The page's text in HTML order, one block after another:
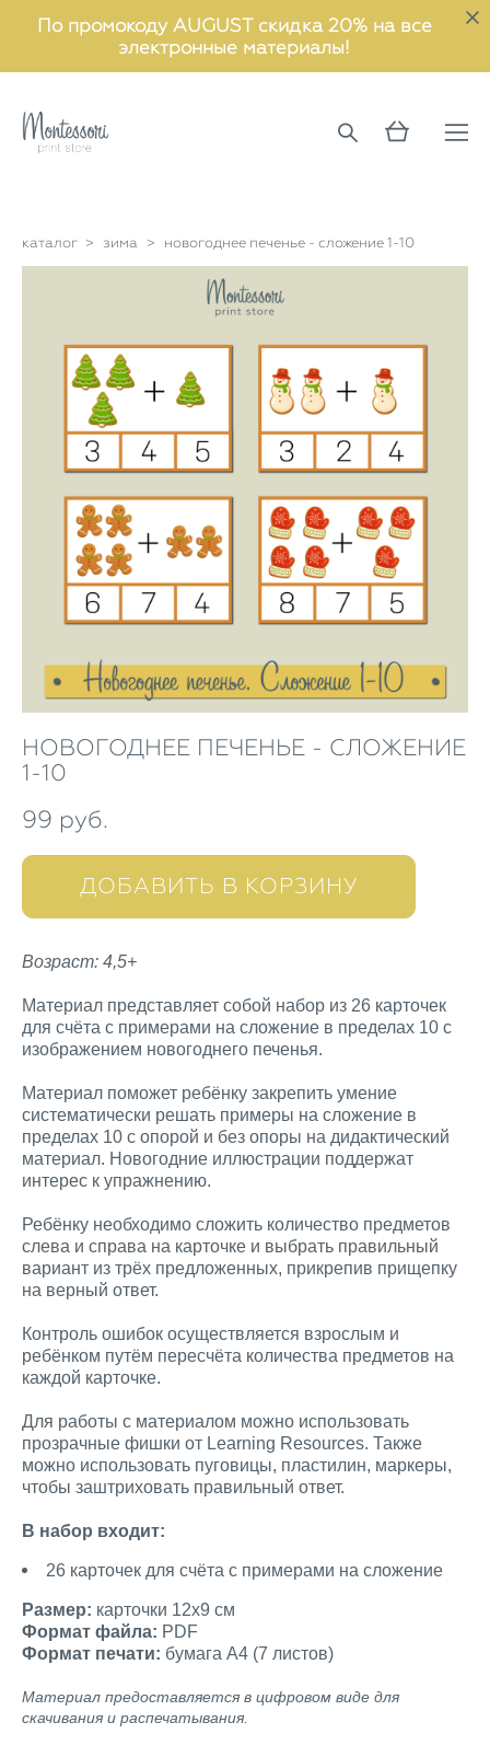
По промокоду AUGUST скидка 20% на все
электронные материалы!
каталог > зима > новогоднее печенье - сложение 1-10
НОВОГОДНЕЕ ПЕЧЕНЬЕ - СЛОЖЕНИЕ
1-10
99 pуб.
ДОБАВИТЬ В КОРЗИНУ
Возраст: 4,5+
Материал представляет собой набор из 26 карточек
для счёта с примерами на сложение в пределах 10 с
изображением новогоднего печенья.
Материал поможет ребёнку закрепить умение
систематически решать примеры на сложение в
пределах 10 с опорой и без опоры на дидактический
материал. Новогодние иллюстрации поддержат
интерес к упражнению.
Ребёнку необходимо сложить количество предметов
слева и справа на карточке и выбрать правильный
вариант из трёх предложенных, прикрепив прищепку
на верный ответ.
Контроль ошибок осуществляется взрослым и
ребёнком путём пересчёта количества предметов на
каждой карточке.
Для работы с материалом можно использовать
прозрачные фишки от Learning Resources. Также
можно использовать пуговицы, пластилин, маркеры,
чтобы заштриховать правильный ответ.
В набор входит:
26 карточек для счёта с примерами на сложение
Размер: карточки 12х9 см
Формат файла: PDF
Формат печати: бумага А4 (7 листов)
Материал предоставляется в цифровом виде для
скачивания и распечатывания.